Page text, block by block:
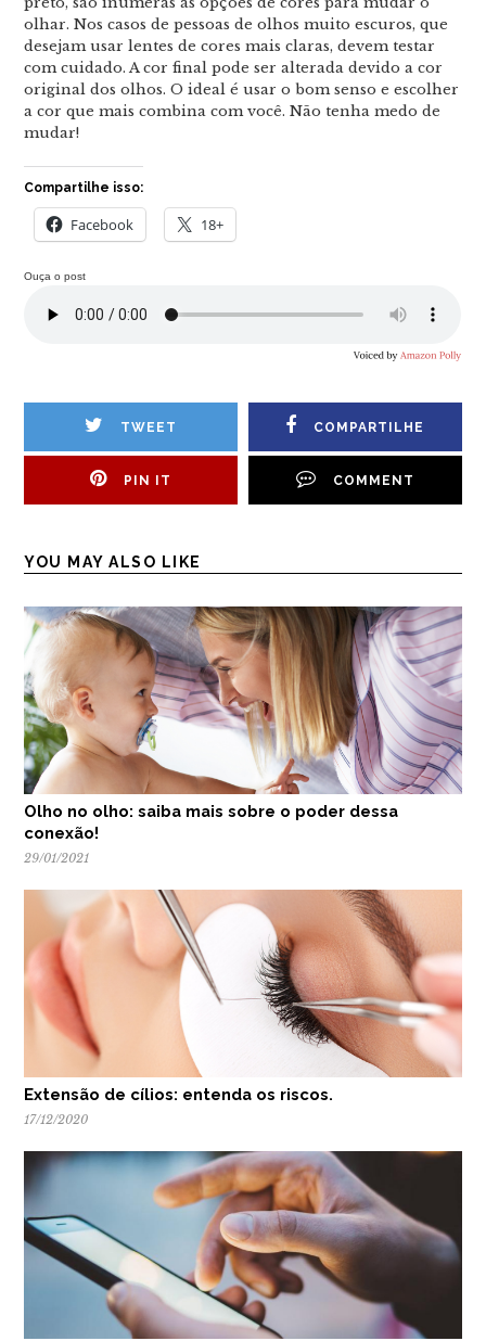
olhar. Nos casos de pessoas de olhos muito escuros, que
desejam usar lentes de cores mais claras, devem testar
com cuidado. A cor final pode ser alterada devido a cor
original dos olhos. O ideal é usar o bom senso e escolher
a cor que mais combina com você. Não tenha medo de
mudar!
Compartilhe isso:
Facebook 18+
Ouça o post
TWEET COMPARTILHE
PIN IT COMMENT
YOU MAY ALSO LIKE
Olho no olho: saiba mais sobre o poder dessa
conexão!
29/01/2021
Extensão de cílios: entenda os riscos.
17/12/2020